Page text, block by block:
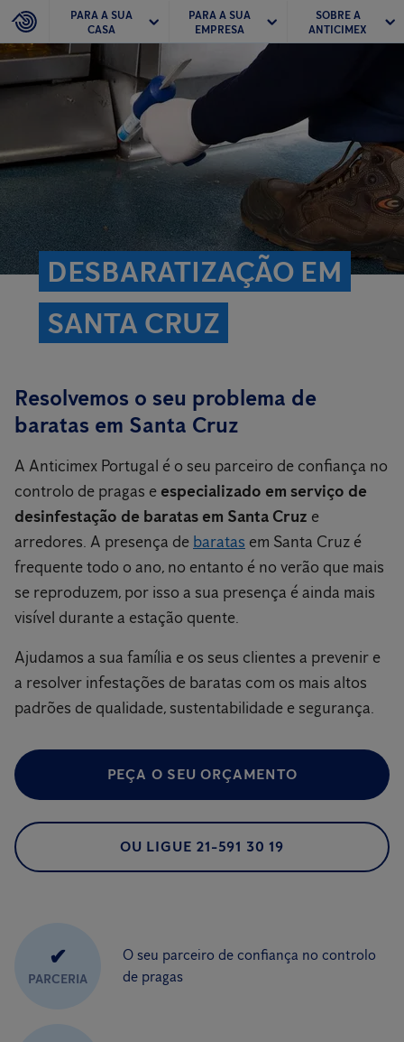
PARA A SUA
CASA
PARA A SUA
EMPRESA
SOBRE A
ANTICIMEX
DESBARATIZAÇÃO EM
SANTA CRUZ
Resolvemos o seu problema de
baratas em Santa Cruz
A Anticimex Portugal é o seu parceiro de confiança no
controlo de pragas e especializado em serviço de
desinfestação de baratas em Santa Cruz e
arredores. A presença de baratas em Santa Cruz é
frequente todo o ano, no entanto é no verão que mais
se reproduzem, por isso a sua presença é ainda mais
visível durante a estação quente.
Ajudamos a sua família e os seus clientes a prevenir e
a resolver infestações de baratas com os mais altos
padrões de qualidade, sustentabilidade e segurança.
PEÇA O SEU ORÇAMENTO
OU LIGUE 21-591 30 19
✔
PARCERIA
O seu parceiro de confiança no controlo
de pragas